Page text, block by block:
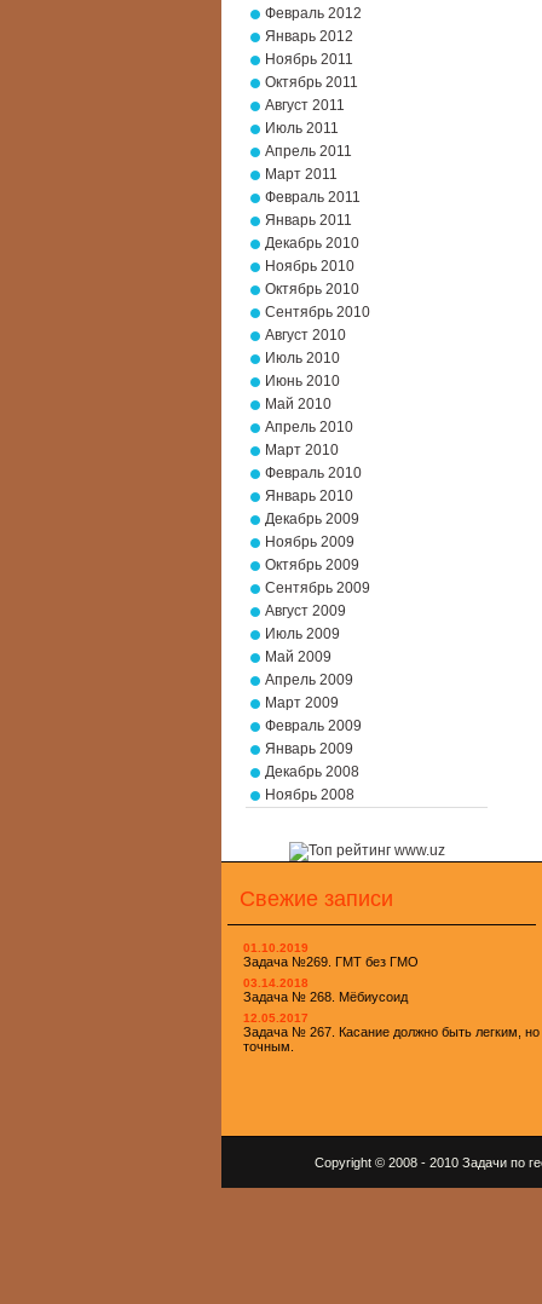
Февраль 2012
Январь 2012
Ноябрь 2011
Октябрь 2011
Август 2011
Июль 2011
Апрель 2011
Март 2011
Февраль 2011
Январь 2011
Декабрь 2010
Ноябрь 2010
Октябрь 2010
Сентябрь 2010
Август 2010
Июль 2010
Июнь 2010
Май 2010
Апрель 2010
Март 2010
Февраль 2010
Январь 2010
Декабрь 2009
Ноябрь 2009
Октябрь 2009
Сентябрь 2009
Август 2009
Июль 2009
Май 2009
Апрель 2009
Март 2009
Февраль 2009
Январь 2009
Декабрь 2008
Ноябрь 2008
Свежие записи
01.10.2019
Задача №269. ГМТ без ГМО
03.14.2018
Задача № 268. Мёбиусоид
12.05.2017
Задача № 267. Касание должно быть легким, но
точным.
Copyright © 2008 - 2010 Задачи по